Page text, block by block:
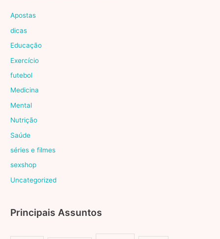
Apostas
dicas
Educação
Exercício
futebol
Medicina
Mental
Nutrição
Saúde
séries e filmes
sexshop
Uncategorized
Principais Assuntos